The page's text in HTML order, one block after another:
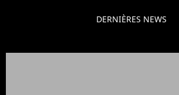
DERNIÈRES NEWS